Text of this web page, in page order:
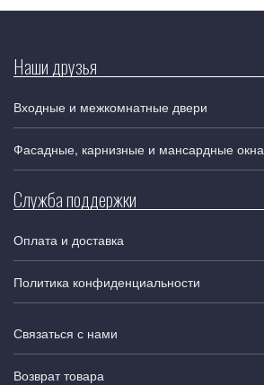
Наши друзья
Входные и межкомнатные двери
Фасадные, карнизные и мансардные окна
Служба поддержки
Оплата и доставка
Политика конфиденциальности
Связаться с нами
Возврат товара